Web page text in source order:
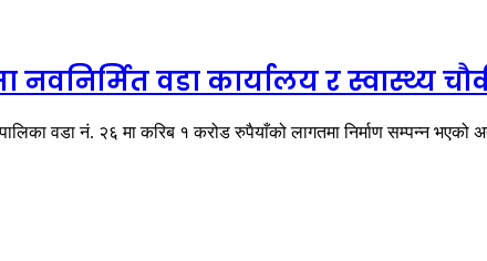
नवनिर्मित वडा कार्यालय र स्वास्थ्य
वडा नं. २६ मा करिब १ करोड रुपैयाँको लागतमा निर्माण सम्पन्न भएको